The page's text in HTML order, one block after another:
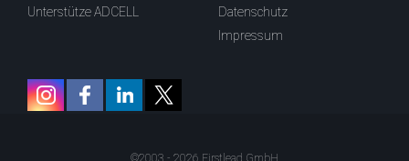
Unterstütze ADCELL
Datenschutz
Impressum
©2003 - 2026 Firstlead GmbH